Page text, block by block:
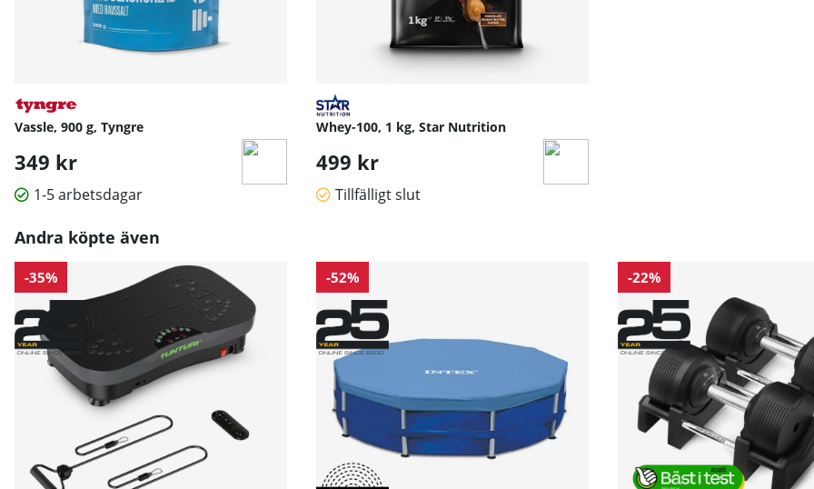
Vassle, 900 g, Tyngre
349 kr
1-5 arbetsdagar
Whey-100, 1 kg, Star Nutrition
499 kr
Tillfälligt slut
Andra köpte även
-35% -52% -22%